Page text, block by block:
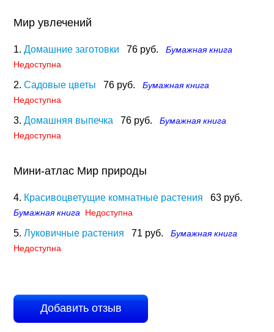
Мир увлечений
1. Домашние заготовки 76 руб.
Бумажная книга
Недоступна
2. Садовые цветы 76 руб.
Бумажная книга
Недоступна
3. Домашняя выпечка 76 руб.
Бумажная книга
Недоступна
Мини-атлас Мир природы
4. Красивоцветущие комнатные растения 63 руб.
Бумажная книга Недоступна
5. Луковичные растения 71 руб.
Бумажная книга
Недоступна
Добавить отзыв